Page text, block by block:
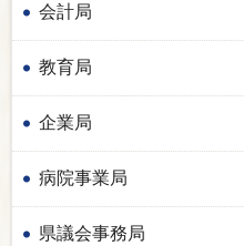
会計局
教育局
企業局
病院事業局
県議会事務局